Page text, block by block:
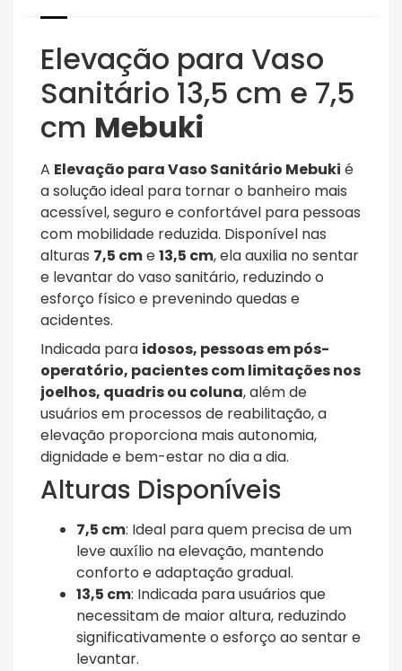
Elevação para Vaso
Sanitário 13,5 cm e 7,5
cm Mebuki
A Elevação para Vaso Sanitário Mebuki é
a solução ideal para tornar o banheiro mais
acessível, seguro e confortável para pessoas
com mobilidade reduzida. Disponível nas
alturas 7,5 cme13,5 cm, ela auxilia no sentar
e levantar do vaso sanitário, reduzindo o
esforço físico e prevenindo quedas e
acidentes.
Indicada para idosos, pessoas em pós-
operatório, pacientes com limitações nos
joelhos, quadris ou coluna, além de
usuários em processos de reabilitação, a
elevação proporciona mais autonomia,
dignidade e bem-estar no dia a dia.
Alturas Disponíveis
7,5 cm: Ideal para quem precisa de um
leve auxílio na elevação, mantendo
conforto e adaptação gradual.
13,5 cm: Indicada para usuários que
necessitam de maior altura, reduzindo
significativamente o esforço ao sentar e
levantar.